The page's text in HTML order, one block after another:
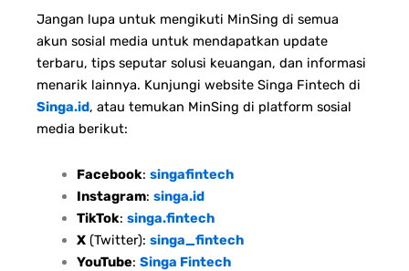
Jangan lupa untuk mengikuti MinSing di semua
akun sosial media untuk mendapatkan update
terbaru, tips seputar solusi keuangan, dan informasi
menarik lainnya. Kunjungi website Singa Fintech di
Singa.id, atau temukan MinSing di platform sosial
media berikut:
Facebook: singafintech
Instagram: singa.id
TikTok: singa.fintech
X(Twitter): singa_fintech
YouTube: Singa Fintech